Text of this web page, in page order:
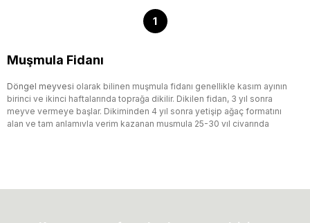
1
Muşmula Fidanı
Döngel meyvesi olarak bilinen muşmula fidanı genellikle kasım ayının
birinci ve ikinci haftalarında toprağa dikilir. Dikilen fidan, 3 yıl sonra
meyve vermeye başlar. Dikiminden 4 yıl sonra yetişip ağaç formatını
alan ve tam anlamıyla verim kazanan muşmula 25-30 yıl civarında
bünyesinde barındırmaktadır.